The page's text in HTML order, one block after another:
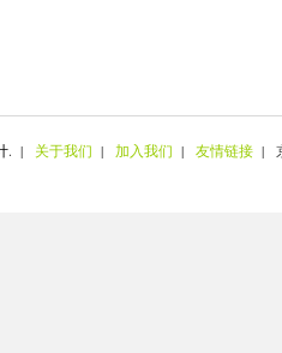
. | 关于我们 | 加入我们 | 友情链接 |